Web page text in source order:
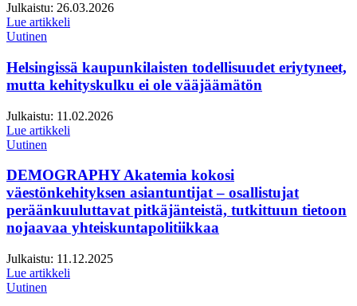
Julkaistu: 26.03.2026
Lue artikkeli
Uutinen
Helsingissä kaupunkilaisten todellisuudet eriytyneet,
mutta kehityskulku ei ole vääjäämätön
Julkaistu: 11.02.2026
Lue artikkeli
Uutinen
DEMOGRAPHY Akatemia kokosi
väestönkehityksen asiantuntijat – osallistujat
peräänkuuluttavat pitkäjänteistä, tutkittuun tietoon
nojaavaa yhteiskuntapolitiikkaa
Julkaistu: 11.12.2025
Lue artikkeli
Uutinen